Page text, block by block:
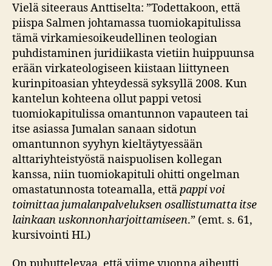
Vielä siteeraus Anttiselta: ”Todettakoon, että
piispa Salmen johtamassa tuomiokapitulissa
tämä virkamiesoikeudellinen teologian
puhdistaminen juridiikasta vietiin huippuunsa
erään virkateologiseen kiistaan liittyneen
kurinpitoasian yhteydessä syksyllä 2008. Kun
kantelun kohteena ollut pappi vetosi
tuomiokapitulissa omantunnon vapauteen tai
itse asiassa Jumalan sanaan sidotun
omantunnon syyhyn kieltäytyessään
alttariyhteistyöstä naispuolisen kollegan
kanssa, niin tuomiokapituli ohitti ongelman
omastatunnosta toteamalla, ettäpappi voi
toimittaa jumalanpalveluksen osallistumatta itse
lainkaan uskonnonharjoittamiseen.” (emt. s. 61,
kursivointi HL)